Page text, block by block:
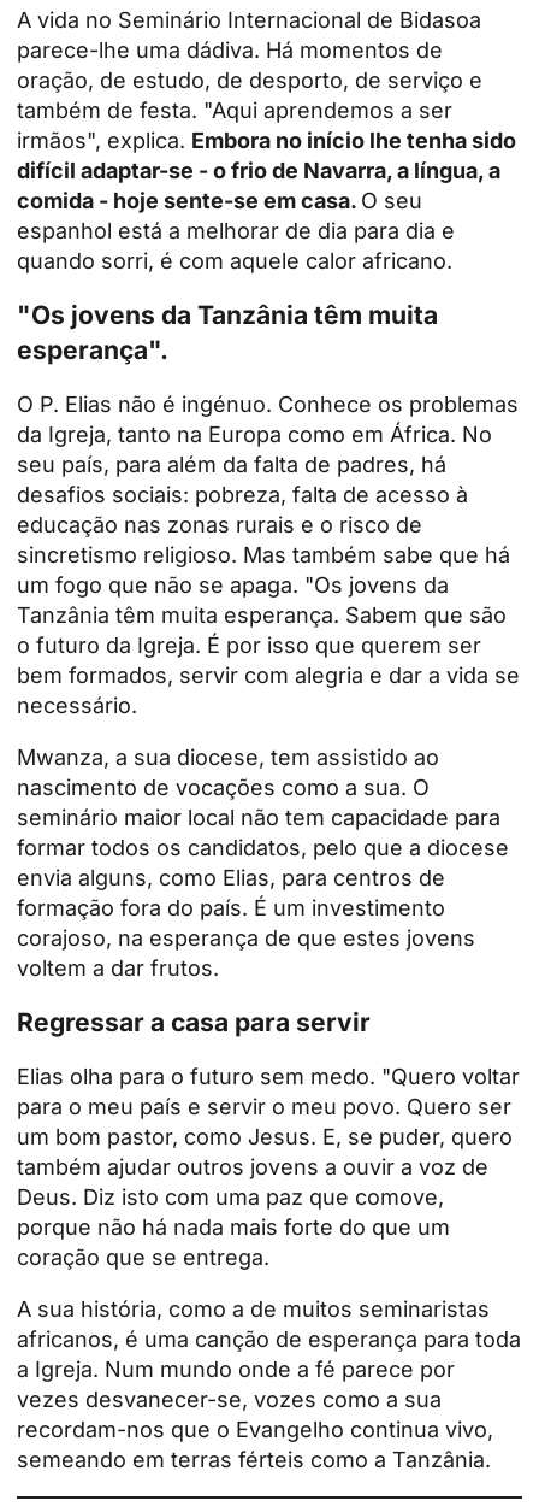
A vida no Seminário Internacional de Bidasoa
parece-lhe uma dádiva. Há momentos de
oração, de estudo, de desporto, de serviço e
também de festa. "Aqui aprendemos a ser
irmãos", explica. Embora no início lhe tenha sido
difícil adaptar-se - o frio de Navarra, a língua, a
comida - hoje sente-se em casa. O seu
espanhol está a melhorar de dia para dia e
quando sorri, é com aquele calor africano.
"Os jovens da Tanzânia têm muita
esperança".
O P. Elias não é ingénuo. Conhece os problemas
da Igreja, tanto na Europa como em África. No
seu país, para além da falta de padres, há
desafios sociais: pobreza, falta de acesso à
educação nas zonas rurais e o risco de
sincretismo religioso. Mas também sabe que há
um fogo que não se apaga. "Os jovens da
Tanzânia têm muita esperança. Sabem que são
o futuro da Igreja. É por isso que querem ser
bem formados, servir com alegria e dar a vida se
necessário.
Mwanza, a sua diocese, tem assistido ao
nascimento de vocações como a sua. O
seminário maior local não tem capacidade para
formar todos os candidatos, pelo que a diocese
envia alguns, como Elias, para centros de
formação fora do país. É um investimento
corajoso, na esperança de que estes jovens
voltem a dar frutos.
Regressar a casa para servir
Elias olha para o futuro sem medo. "Quero voltar
para o meu país e servir o meu povo. Quero ser
um bom pastor, como Jesus. E, se puder, quero
também ajudar outros jovens a ouvir a voz de
Deus. Diz isto com uma paz que comove,
porque não há nada mais forte do que um
coração que se entrega.
A sua história, como a de muitos seminaristas
africanos, é uma canção de esperança para toda
a Igreja. Num mundo onde a fé parece por
vezes desvanecer-se, vozes como a sua
recordam-nos que o Evangelho continua vivo,
semeando em terras férteis como a Tanzânia.